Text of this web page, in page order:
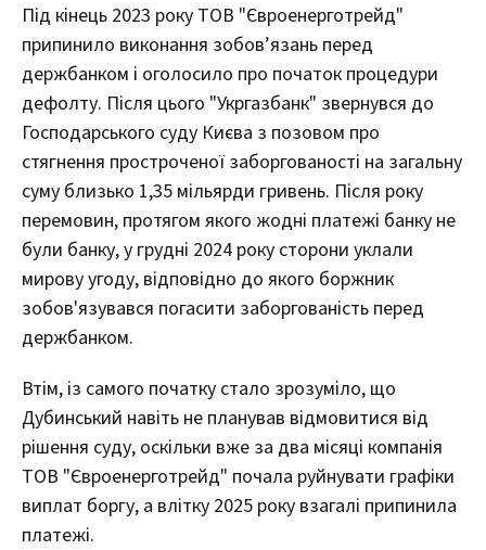
Під кінець 2023 року ТОВ "Євроенерготрейд"
припинило виконання зобов’язань перед
держбанком і оголосило про початок процедури
дефолту. Після цього "Укргазбанк" звернувся до
Господарського суду Києва з позовом про
стягнення простроченої заборгованості на загальну
суму близько 1,35 мільярди гривень. Після року
перемовин, протягом якого жодні платежі банку не
були банку, у грудні 2024 року сторони уклали
мирову угоду, відповідно до якого боржник
зобов'язувався погасити заборгованість перед
держбанком.
Втім, із самого початку стало зрозуміло, що
Дубинський навіть не планував відмовитися від
рішення суду, оскільки вже за два місяці компанія
ТОВ "Євроенерготрейд" почала руйнувати графіки
виплат боргу, а влітку 2025 року взагалі припинила
платежі.